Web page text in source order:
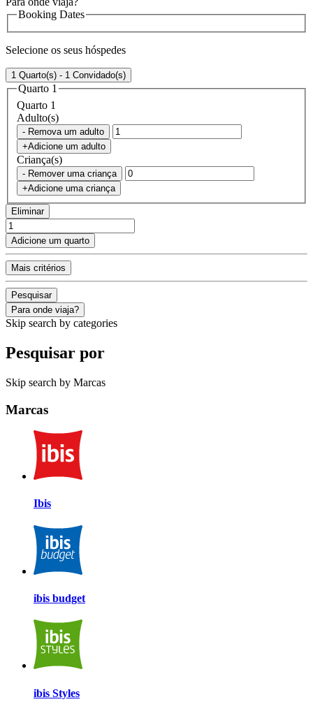
Booking Dates
Selecione os seus hóspedes
1 Quarto(s) - 1 Convidado(s)
Quarto 1
Quarto 1
Adulto(s)
- Remova um adulto
+Adicione um adulto
Criança(s)
- Remover uma criança
+Adicione uma criança
Eliminar
Adicione um quarto
Mais critérios
Pesquisar
Para onde viaja?
Skip search by categories
Pesquisar por
Skip search by Marcas
Marcas
Ibis
ibis budget
ibis Styles